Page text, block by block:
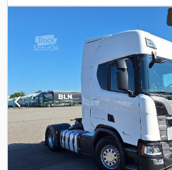
мм, цвет:белый, кабина водителя:
Евро
, количество мест:2,
дифференциала, кондиционер, круиз-